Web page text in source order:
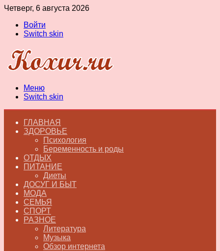
Четверг, 6 августа 2026
Войти
Switch skin
Меню
Switch skin
ГЛАВНАЯ
ЗДОРОВЬЕ
Психология
Беременность и роды
ОТДЫХ
ПИТАНИЕ
Диеты
ДОСУГ И БЫТ
МОДА
СЕМЬЯ
СПОРТ
РАЗНОЕ
Литература
Музыка
Обзор интернета